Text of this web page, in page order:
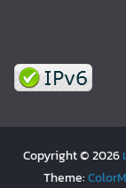
Copyright © 2026
Theme: